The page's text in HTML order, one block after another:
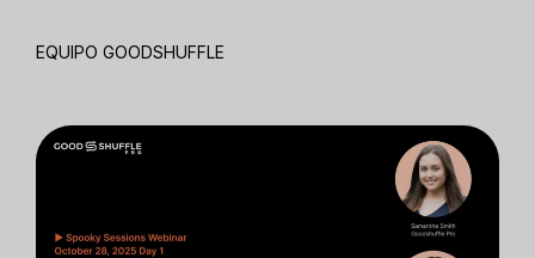
EQUIPO GOODSHUFFLE